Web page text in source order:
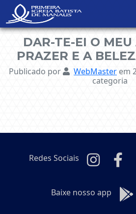
NavBar Oculta
DAR-TE-EI O MEU
PRAZER E A
Publicado por WebMaster em
categoria
Redes Sociais
Baixe nosso app